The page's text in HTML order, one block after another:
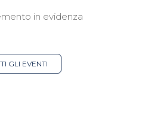
in evidenza
GLI EVENTI